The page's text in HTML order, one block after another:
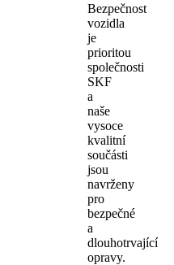
Bezpečnost
vozidla
je
prioritou
společnosti
SKF
a
naše
vysoce
kvalitní
součásti
jsou
navrženy
pro
bezpečné
a
dlouhotrvající
opravy.